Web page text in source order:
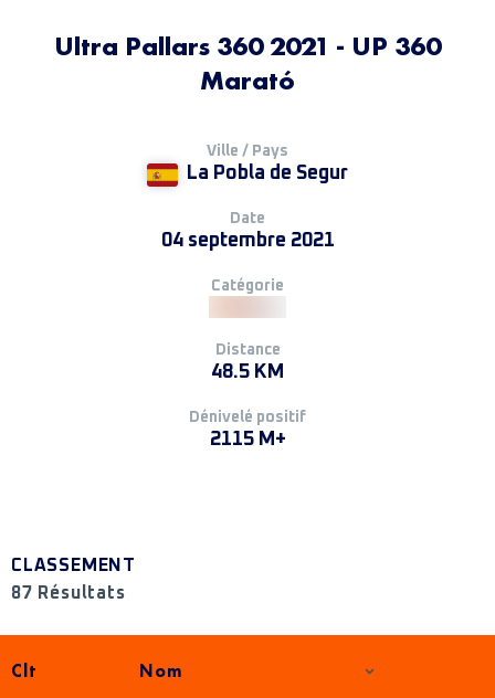
Ultra Pallars 360 2021 - UP 360
Marató
Ville / Pays
La Pobla de Segur
Date
04 septembre 2021
Catégorie
Distance
48.5 KM
Dénivelé positif
2115 M+
CLASSEMENT
87 Résultats
Clt Nom